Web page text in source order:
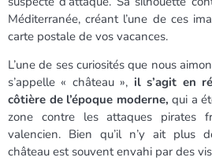
Méditerranée, créant l’une de ces
carte postale de vos vacances.
L’une de ses curiosités que nous
s’appelle « château », il s’agit en
côtière de l’époque moderne, qui a
zone contre les attaques pirates
valencien. Bien qu’il n’y ait plus
château est souvent envahi par des